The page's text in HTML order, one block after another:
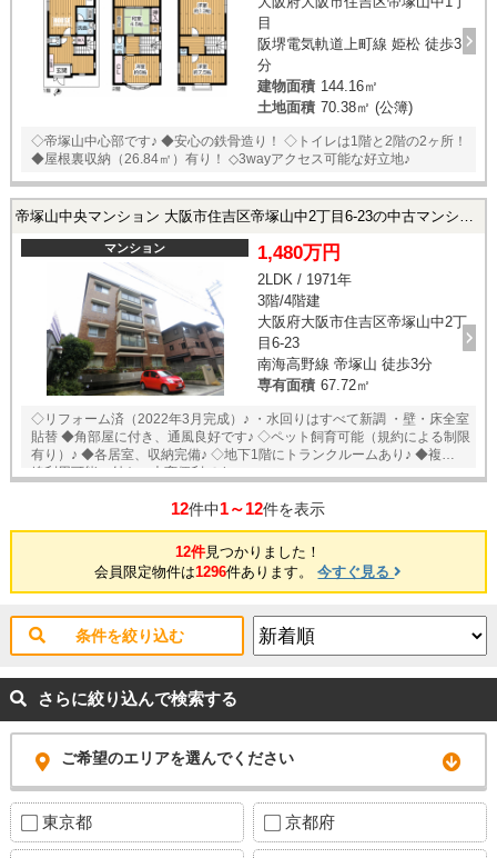
目
阪堺電気軌道上町線 姫松 徒歩3
分
建物面積 144.16㎡
土地面積 70.38㎡ (公簿)
◇帝塚山中心部です♪ ◆安心の鉄骨造り！ ◇トイレは1階と2階の2ヶ所！
◆屋根裏収納（26.84㎡）有り！ ◇3wayアクセス可能な好立地♪
帝塚山中央マンション 大阪市住吉区帝塚山中2丁目6-23の中古マンション
マンション 1,480万円
2LDK / 1971年
3階/4階建
大阪府大阪市住吉区帝塚山中2丁
目6-23
南海高野線 帝塚山 徒歩3分
専有面積 67.72㎡
◇リフォーム済（2022年3月完成）♪ ・水回りはすべて新調 ・壁・床全室
貼替 ◆角部屋に付き、通風良好です♪ ◇ペット飼育可能（規約による制限
有り）♪ ◆各居室、収納完備♪ ◇地下1階にトランクルームあり♪ ◆複数路
線利用可能に付き、大変便利です♪
12件中1～12件を表示
12件見つかりました！
会員限定物件は1296件あります。今すぐ見る
条件を絞り込む
さらに絞り込んで検索する
ご希望のエリアを選んでください
東京都 京都府